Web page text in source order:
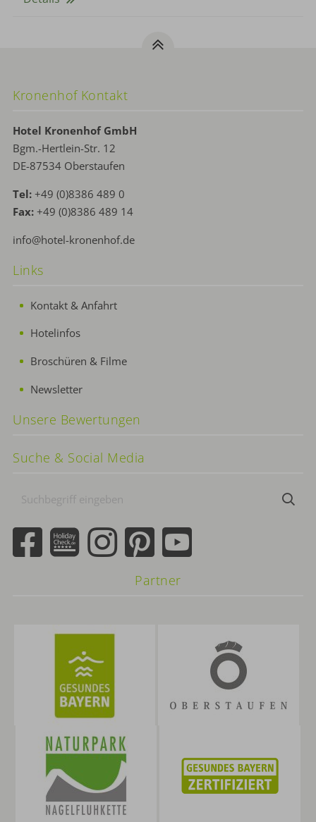
Kronenhof Kontakt
Hotel Kronenhof GmbH
Bgm.-Hertlein-Str. 12
DE-87534 Oberstaufen
Tel: +49 (0)8386 489 0
Fax: +49 (0)8386 489 14
info@hotel-kronenhof.de
Links
Kontakt & Anfahrt
Hotelinfos
Broschüren & Filme
Newsletter
Unsere Bewertungen
Suche & Social Media
Partner